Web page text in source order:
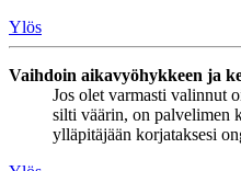
Ylös
Vaihdoin aikavyöhykkeen ja
Jos olet varmasti valinnut
silti väärin, on palvelimen
ylläpitäjään korjataksesi